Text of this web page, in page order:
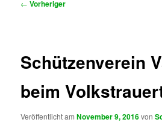
← Vorheriger
Schützenverein
beim
Veröffentlicht amNovember 9, 2016von